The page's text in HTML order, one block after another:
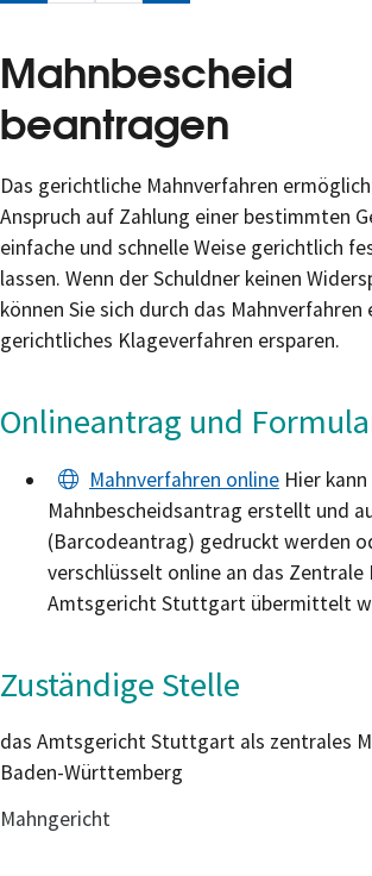
Mahnbescheid
beantragen
Das gerichtliche Mahnverfahren
Anspruch auf Zahlung einer bestimmten
einfache und schnelle Weise gerichtlich
lassen. Wenn der Schuldner keinen
können Sie sich durch das
gerichtliches Klageverfahren ersparen.
Onlineantrag und
Mahnverfahren online Hier kann
Mahnbescheidsantrag erstellt und
(Barcodeantrag) gedruckt werden
verschlüsselt online an das Zentrale
Amtsgericht Stuttgart übermittelt
Zuständige Stelle
das Amtsgericht Stuttgart als zentrales
Baden-Württemberg
Mahngericht